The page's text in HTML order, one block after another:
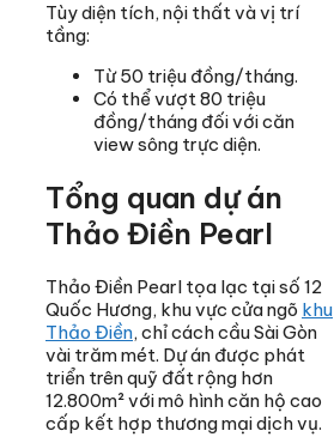
Tùy diện tích, nội thất và vị trí
tầng:
Từ 50 triệu đồng/tháng.
Có thể vượt 80 triệu
đồng/tháng đối với căn
view sông trực diện.
Tổng quan dự án
Thảo Điền Pearl
Thảo Điền Pearl tọa lạc tại số 12
Quốc Hương, khu vực cửa ngõ khu
Thảo Điền, chỉ cách cầu Sài Gòn
vài trăm mét. Dự án được phát
triển trên quỹ đất rộng hơn
12.800m² với mô hình căn hộ cao
cấp kết hợp thương mại dịch vụ.